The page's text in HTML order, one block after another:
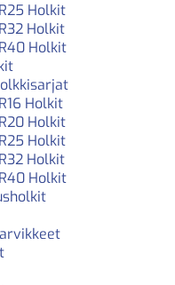
Holkit
Holkit
Holkit
Holkit
Holkit
Holkit
Holkit
Holkit